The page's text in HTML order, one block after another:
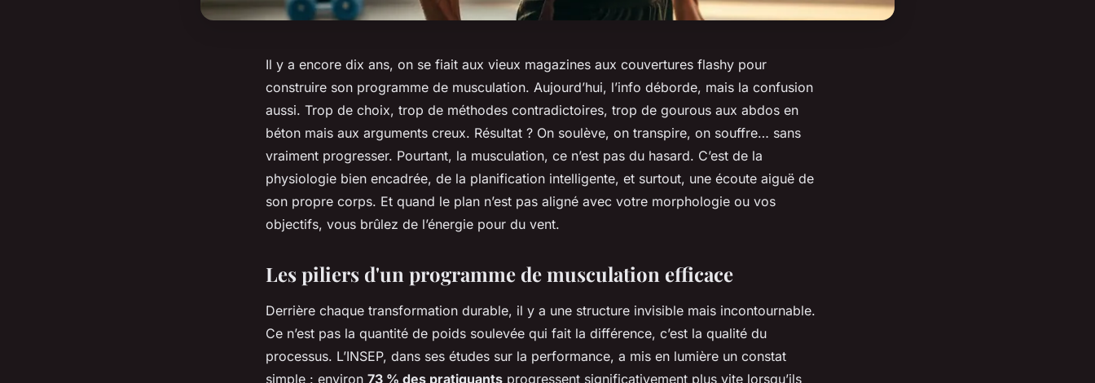
Il y a encore dix ans, on se fiait aux vieux magazines aux couvertures flashy pour
construire son programme de musculation. Aujourd’hui, l’info déborde, mais la confusion
aussi. Trop de choix, trop de méthodes contradictoires, trop de gourous aux abdos en
béton mais aux arguments creux. Résultat ? On soulève, on transpire, on souffre… sans
vraiment progresser. Pourtant, la musculation, ce n’est pas du hasard. C’est de la
physiologie bien encadrée, de la planification intelligente, et surtout, une écoute aiguë de
son propre corps. Et quand le plan n’est pas aligné avec votre morphologie ou vos
objectifs, vous brûlez de l’énergie pour du vent.
Les piliers d'un programme de musculation efficace
Derrière chaque transformation durable, il y a une structure invisible mais incontournable.
Ce n’est pas la quantité de poids soulevée qui fait la différence, c’est la qualité du
processus. L’INSEP, dans ses études sur la performance, a mis en lumière un constat
simple : environ 73 % des pratiquants progressent significativement plus vite lorsqu’ils